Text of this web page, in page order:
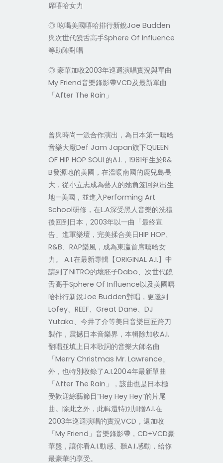
席嘻哈女力
◎ 吆喝美國嘻哈排行新銳Joe Budden
與次世代饒舌高手Sphere Of Influence
等助陣對唱
◎ 豪華加收2003年巡迴演唱實況與單曲
My Friend音樂錄影帶VCD及最新單曲
「After The Rain」
曾與時尚一派合作演出，為日本第一嘻哈
音樂大廠Def Jam Japan旗下QUEEN
OF HIP HOP SOUL的A.I.，1981年生於R&
B發源地的美國，在溫暖南國的鹿兒島長
大，從小立志成為藝人的她負笈回到出生
地—美國，並進入Performing Art
School研修，在L.A深受黑人音樂的洗禮
後回到日本，2003年以一曲「最終宣
告」進軍樂壇，完美揉合美日HIP HOP、
R&B、RAP樂風，成為東瀛首席嘻哈女
力。 A.I.在最新專輯【ORIGINAL A.I.】中
請到了NITRO的壞胚子Dabo、次世代饒
舌高手Sphere Of Influence以及美國嘻
哈排行新銳Joe Budden對唱，更邀到
Lofey、REEF、Great Dane、DJ
Yutaka、今井了介等美日音樂巨匠跨刀
製作，震撼日本音樂界，本輯除加收A.I.
翻唱並填上日本歌詞的音樂大師名曲
「Merry Christmas Mr. Lawrence」
外，也特別收錄了A.I.2004年最新單曲
「After The Rain」，該曲也是日本極
受歡迎綜藝節目“Hey Hey Hey”的片尾
曲。除此之外，此輯還特別加贈A.I.在
2003年巡迴演唱的實況VCD，還加收
「My Friend」音樂錄影帶，CD+VCD豪
華盤，讓你看A.I.動感、聽A.I.感動，給你
最豪華的享受。